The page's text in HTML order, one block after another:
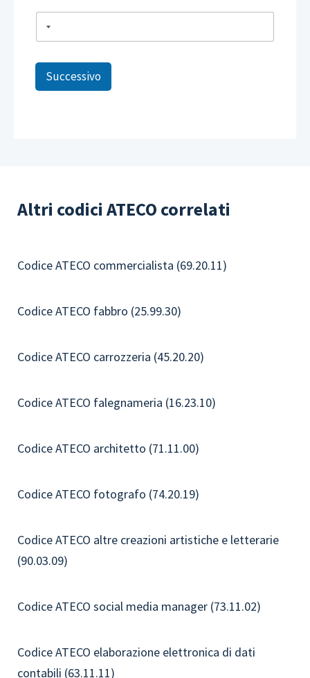
Successivo
Altri codici ATECO correlati
Codice ATECO commercialista (69.20.11)
Codice ATECO fabbro (25.99.30)
Codice ATECO carrozzeria (45.20.20)
Codice ATECO falegnameria (16.23.10)
Codice ATECO architetto (71.11.00)
Codice ATECO fotografo (74.20.19)
Codice ATECO altre creazioni artistiche e letterarie
(90.03.09)
Codice ATECO social media manager (73.11.02)
Codice ATECO elaborazione elettronica di dati
contabili (63.11.11)